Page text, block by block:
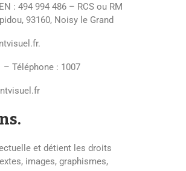
: 494 994 486 – RCS ou RM
93160, Noisy le Grand
.
– Téléphone : 1007
et détient les droits
images, graphismes,